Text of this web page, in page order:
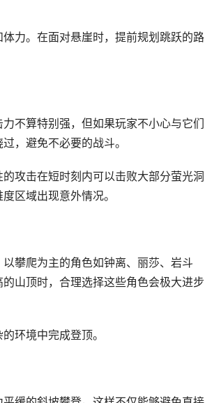
力。在面对悬崖时，提前规划跳跃的路
不算特别强，但如果玩家不小心与它们
，避免不必要的战斗。
攻击在短时刻内可以击败大部分萤光洞
区域出现意外情况。
攀爬为主的角色如钟离、丽莎、岩斗
山顶时，合理选择这些角色会极大进步
环境中完成登顶。